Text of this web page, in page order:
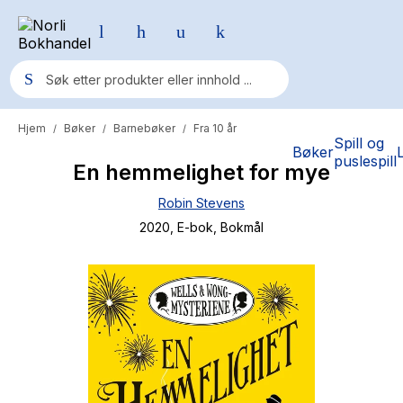
BøkerSpill og
puslespill
Populære søk
Pokemon
Fury Bound - Sable Sorensen
Yesteryear
Elizabeth Strout
Hypopressiv trening
Hjem / Bøker / Barnebøker / Fra 10 år
En hemmelighet for mye
Robin Stevens
2020 , E-bok , Bokmål